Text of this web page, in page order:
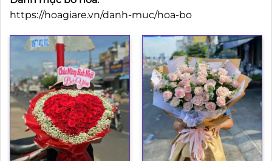
https://hoagiare.vn/danh-muc/hoa-bo